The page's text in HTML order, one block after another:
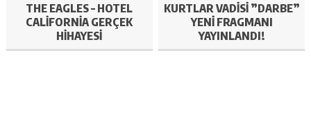
THE EAGLES – HOTEL
CALIFORNIA GERÇEK
HIHAYESI
KURTLAR VADISI ”DARBE”
YENI FRAGMANI
YAYINLANDI!